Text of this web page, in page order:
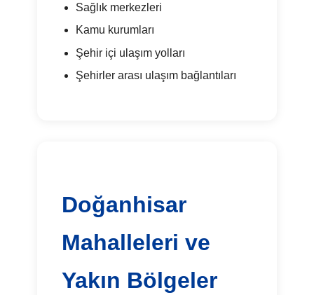
Sağlık merkezleri
Kamu kurumları
Şehir içi ulaşım yolları
Şehirler arası ulaşım bağlantıları
Doğanhisar
Mahalleleri ve
Yakın Bölgeler